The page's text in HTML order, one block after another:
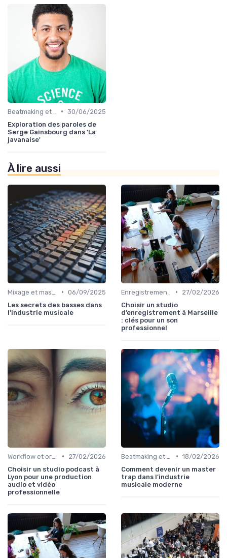
• 30/06/2025
Exploration des paroles de
Serge Gainsbourg dans 'La
javanaise'
À lire aussi
• 06/09/2025
Les secrets des basses dans
l'industrie musicale
•
27/02/2026
Choisir un studio
d’enregistrement à Marseille
: clés pour un son
professionnel
•
27/02/2026
Choisir un studio podcast à
Lyon pour une production
audio et vidéo
professionnelle
• 18/02/2026
Comment devenir un master
trap dans l’industrie
musicale moderne